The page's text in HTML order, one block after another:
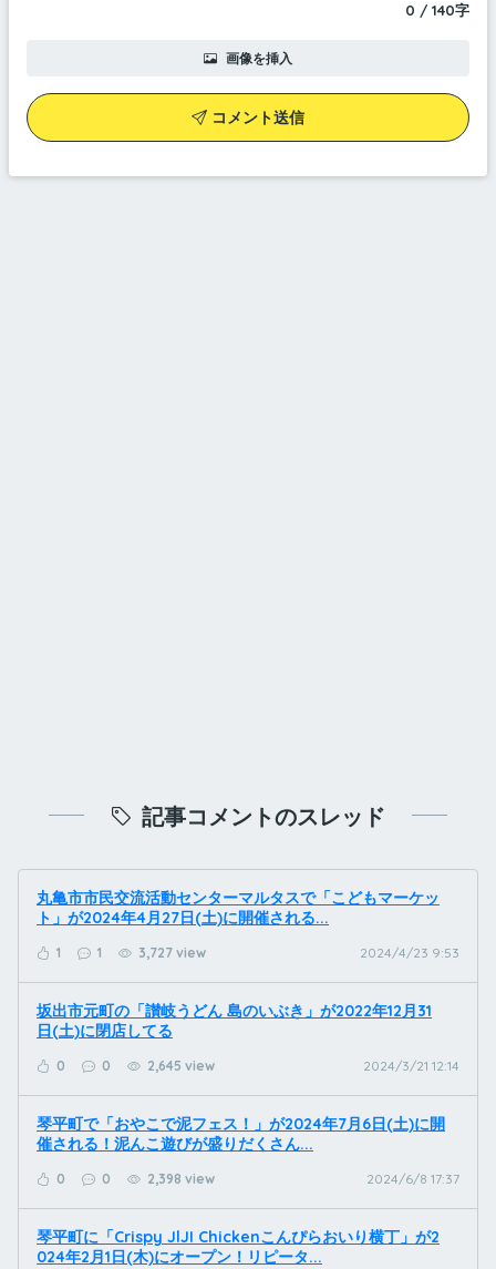
0 / 140字
画像を挿入
コメント送信
記事コメントのスレッド
丸亀市市民交流活動センターマルタスで「こどもマーケッ
ト」が2024年4月27日(土)に開催される...
1 1 3,727 view 2024/4/23 9:53
坂出市元町の「讃岐うどん 島のいぶき」が2022年12月31
日(土)に閉店してる
0 0 2,645 view 2024/3/21 12:14
琴平町で「おやこで泥フェス！」が2024年7月6日(土)に開
催される！泥んこ遊びが盛りだくさん...
0 0 2,398 view 2024/6/8 17:37
琴平町に「Crispy JlJI Chickenこんぴらおいり横丁」が2
024年2月1日(木)にオープン！リピータ...